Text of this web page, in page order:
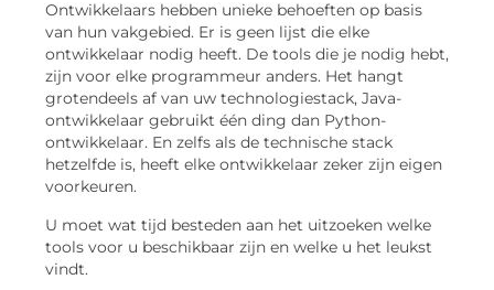
Ontwikkelaars hebben unieke behoeften op basis
van hun vakgebied. Er is geen lijst die elke
ontwikkelaar nodig heeft. De tools die je nodig hebt,
zijn voor elke programmeur anders. Het hangt
grotendeels af van uw technologiestack, Java-
ontwikkelaar gebruikt één ding dan Python-
ontwikkelaar. En zelfs als de technische stack
hetzelfde is, heeft elke ontwikkelaar zeker zijn eigen
voorkeuren.
U moet wat tijd besteden aan het uitzoeken welke
tools voor u beschikbaar zijn en welke u het leukst
vindt.